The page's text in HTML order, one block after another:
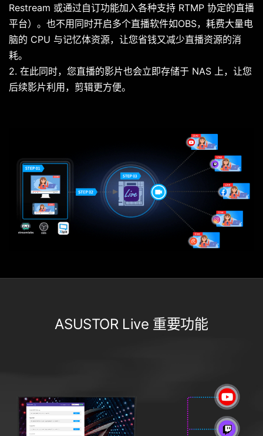
Restream 或通过自订功能加入各种支持 RTMP 协定的直播
平台）。也不用同时开启多个直播软件如OBS，耗费大量电
脑的 CPU 与记忆体资源，让您省钱又减少直播资源的消
耗。
2. 在此同时，您直播的影片也会立即存储于 NAS 上，让您
后续影片利用，剪辑更方便。
ASUSTOR Live 重要功能